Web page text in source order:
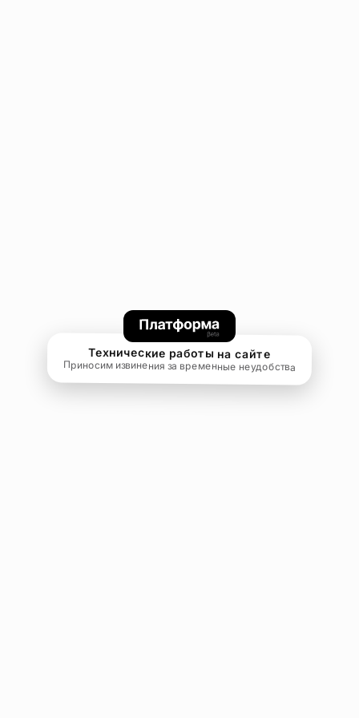
Технические работы на сайте
Приносим извинения за временные неудобства